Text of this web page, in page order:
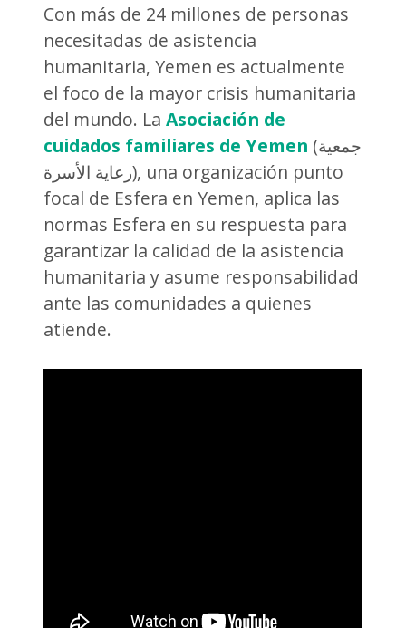
Con más de 24 millones de personas
necesitadas de asistencia
humanitaria, Yemen es actualmente
el foco de la mayor crisis humanitaria
del mundo. LaAsociación de
cuidados familiares de Yemen (جمعية
رعاية الأسرة), una organización punto
focal de Esfera en Yemen, aplica las
normas Esfera en su respuesta para
garantizar la calidad de la asistencia
humanitaria y asume responsabilidad
ante las comunidades a quienes
atiende.